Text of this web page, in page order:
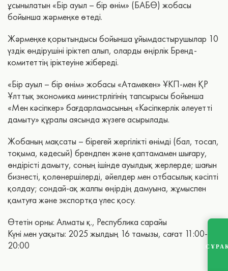
ұсынылатын «Бір ауыл – бір өнім» (БАБӨ) жобасы
бойынша жәрмеңке өтеді.
Жәрмеңке қорытындысы бойынша ұйымдастырушылар 10
үздік өндірушіні іріктеп алып, оларды өңірлік Бренд-
комитеттің іріктеуіне жібереді.
«Бір ауыл – бір өнім» жобасы «Атамекен» ҰКП-мен ҚР
Ұлттық экономика министрлігінің тапсырысы бойынша
«Мен кәсіпкер» бағдарламасының «Кәсіпкерлік әлеуетті
дамыту» құралы аясында жүзеге асырылады.
Жобаның мақсаты – бірегей жергілікті өнімді (бал, тосап,
тоқыма, кәдесый) брендпен және қаптамамен шығару,
өндірісті дамыту, соның ішінде ауылдық жерлерде; шағын
бизнесті, қолөнершілерді, әйелдер мен отбасылық кәсіпті
қолдау; сондай-ақ жалпы өңірдің дамуына, жұмыспен
қамтуға және экспортқа үлес қосу.
Өтетін орны: Алматы қ., Республика сарайы
Күні мен уақыты: 2025 жылдың 16 тамызы, сағат 11:00-
20:00